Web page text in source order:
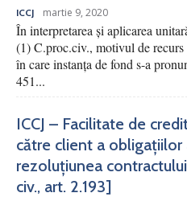
ICCJ martie 9, 2020
În interpretarea și aplicarea
(1) C.proc.civ., motivul de
în care instanța de fond s-a
451...
ICCJ – Facilitate de
către client a obligațiilor
rezoluțiunea
civ., art. 2.193]